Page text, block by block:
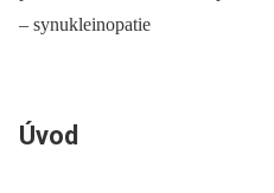
–⁠ synukleinopatie
Úvod